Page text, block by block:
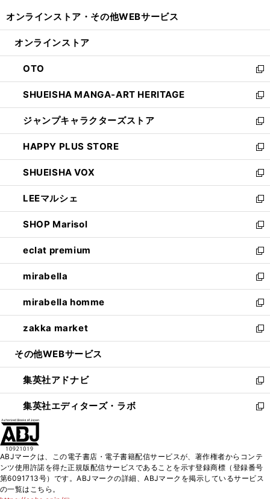
開
ン
ウ
で
開
く
ウ
ン
ド
ウ
で
開
く
オンラインストア・ その他WEBサービス
オンラインストア
OTO
新
し
い
ウ
ィ
ン
ド
ウ
で
開
く
SHUEISHA MANGA-ART HERITAGE
新
し
い
ウ
ィ
ン
ド
ウ
で
開
く
ジャンプキャラクターズストア
新
し
い
ウ
ィ
ン
ド
ウ
で
開
く
HAPPY PLUS STORE
新
し
い
ウ
ィ
ン
ド
ウ
で
開
く
SHUEISHA VOX
新
し
い
ウ
ィ
ン
ド
ウ
で
開
く
LEEマルシェ
新
し
い
ウ
ィ
ン
ド
ウ
で
開
く
SHOP Marisol
新
し
い
ウ
ィ
ン
ド
ウ
で
開
eclat premium
新
し
い
ウ
ィ
ン
ド
ウ
開
く
mirabella
新
し
い
ウ
ィ
ン
ウ
で
開
く
mirabella homme
新
し
い
ウ
ン
ド
ウ
で
zakka market
新
し
ウ
ィ
ン
ド
く
その他WEBサービス
集英社アドナビ
新
し
い
ド
ウ
で
集英社エディターズ・ラボ
新
ィ
ン
ド
ABJマークは、この電子書店・電子書籍配信サービスが、著作権者からコンテ
ンツ使用許諾を得た正規版配信サービスであることを示す登録商標（登録番号
第6091713号）です。ABJマークの詳細、ABJマークを掲示しているサービス
の一覧はこちら。